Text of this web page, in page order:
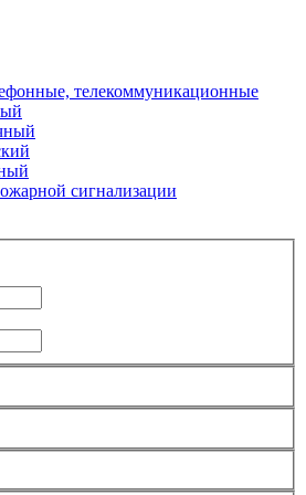
телекоммуникационные
сигнализации